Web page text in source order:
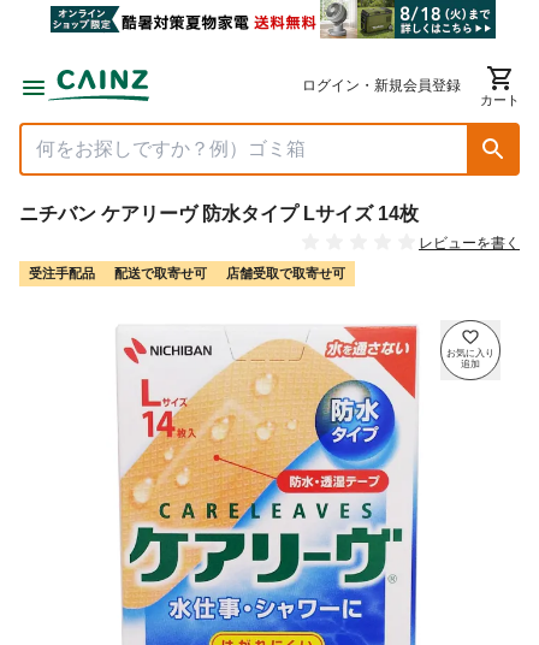
ログイン・新規会員登録
カート
ニチバン ケアリーヴ 防水タイプ Lサイズ 14枚
レビューを書く
受注手配品 配送で取寄せ可 店舗受取で取寄せ可